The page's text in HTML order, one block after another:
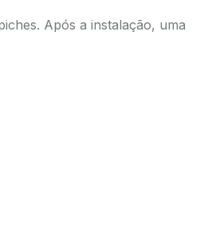
Após a instalação, uma